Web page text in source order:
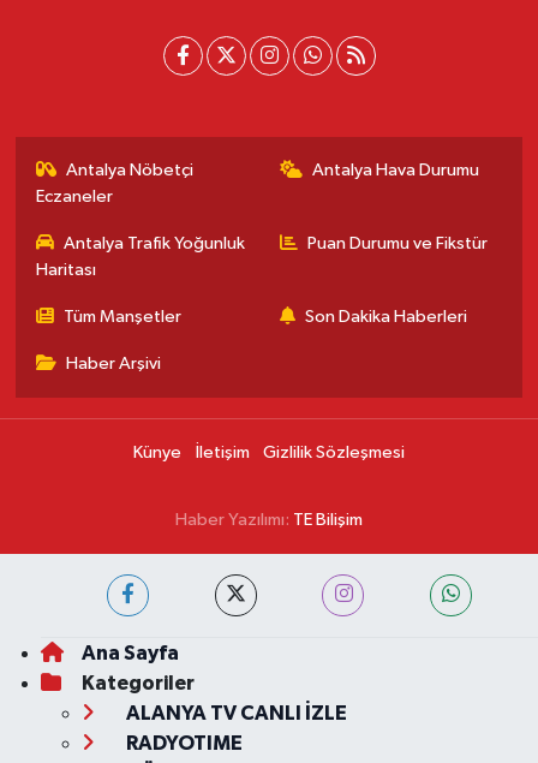
Antalya Nöbetçi
Eczaneler
Antalya Hava Durumu
Antalya Trafik Yoğunluk
Haritası
Puan Durumu ve Fikstür
Tüm Manşetler Son Dakika Haberleri
Haber Arşivi
Künye İletişim Gizlilik Sözleşmesi
Haber Yazılımı: TE Bilişim
Ana Sayfa
Kategoriler
ALANYA TV CANLI İZLE
RADYOTIME